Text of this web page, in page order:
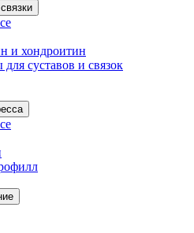
и хондроитин
суставов и связок